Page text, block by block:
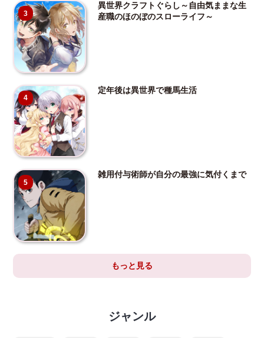
3
異世界クラフトぐらし～自由気ままな生
産職のほのぼのスローライフ～
4
定年後は異世界で種馬生活
5
雑用付与術師が自分の最強に気付くまで
もっと見る
ジャンル